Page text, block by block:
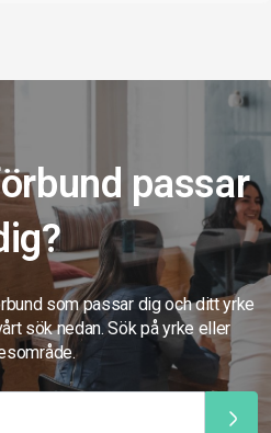
passar
som passar dig och ditt yrke
sök nedan. Sök på yrke eller